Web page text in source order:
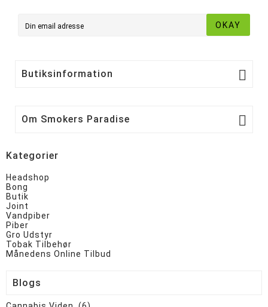
OKAY
Butiksinformation 
Om Smokers Paradise 
Kategorier
Headshop
Bong
Butik
Joint
Vandpiber
Piber
Gro Udstyr
Tobak Tilbehør
Månedens Online Tilbud
Blogs